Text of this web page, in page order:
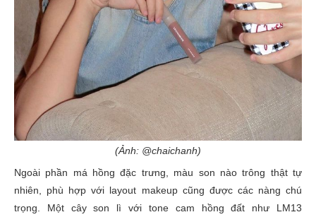
(Ảnh: @chaichanh)
Ngoài phần má hồng đặc trưng, màu son nào trông thật tự
nhiên, phù hợp với layout makeup cũng được các nàng chú
trọng. Một cây son lì với tone cam hồng đất như LM13